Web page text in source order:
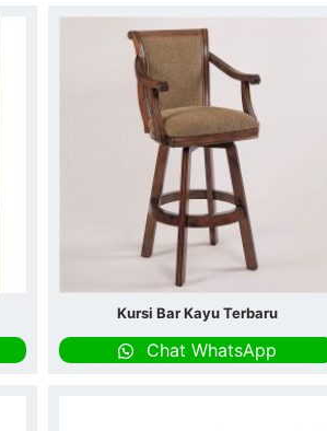
Kursi Bar Kayu Terbaru
Chat WhatsApp